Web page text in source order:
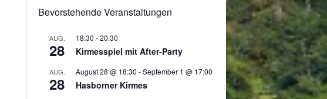
Bevorstehende Veranstaltungen
AUG.
28
18:30 -20:30
Kirmesspiel mit After-Party
AUG.
28
August 28 @ 18:30 -September 1 @ 17:00
Hasborner Kirmes